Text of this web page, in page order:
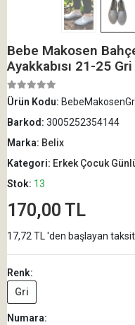
Bebe Makosen
Ayakkabısı 21-25 Gri
Ürün Kodu:
Barkod: 3005252354144
Marka: Belix
Kategori: Erkek Çocuk
Stok: 13
170,00 TL
17,72 TL 'den başlayan
Renk:
Gri
Numara: